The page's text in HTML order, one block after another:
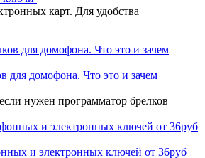
карт. Для удобства
для домофона. Что это и зачем
нужен программатор брелков
и электронных ключей от 36руб